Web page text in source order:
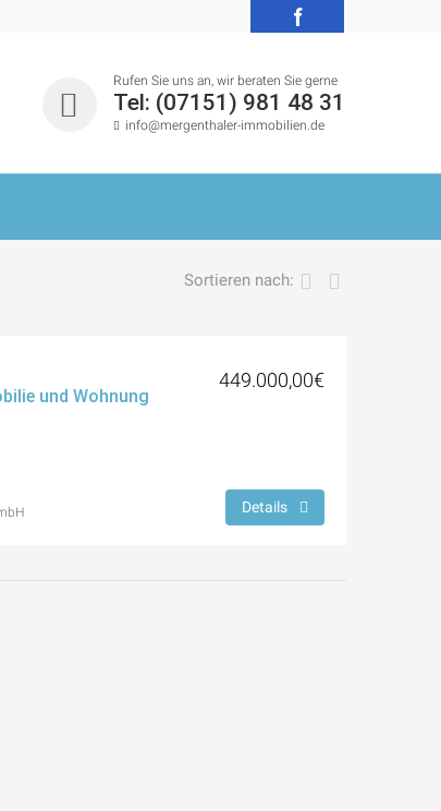
f
Rufen Sie uns an, wir beraten Sie gerne
Tel: (07151) 981 48 31
info@mergenthaler-immobilien.de
Sortieren nach:
und Wohnung
449.000,00€
Details